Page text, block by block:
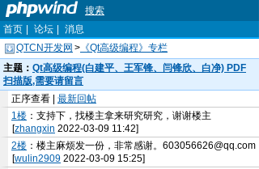
搜索
首页
论坛
消息
QTCN开发网 > 《Qt高级编程》专栏
主题： Qt高级编程(白建平、王军锋、闫锋欣、白净) PDF
扫描版,需要请留言
正序查看 | 最新回帖
1楼 ：支持下，找楼主拿来研究研究，谢谢楼主
[zhangxin 2022-03-09 11:42]
2楼 ：楼主麻烦发一份，非常感谢。603056626@qq.com
[wulin2909 2022-03-09 15:25]